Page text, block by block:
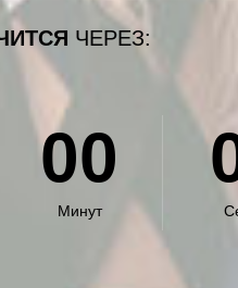
ЧЕРЕЗ:
00
Минут